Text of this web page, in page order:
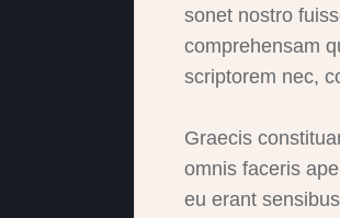
sonet nostro
comprehensam
scriptorem nec,
Graecis
omnis faceris
eu erant